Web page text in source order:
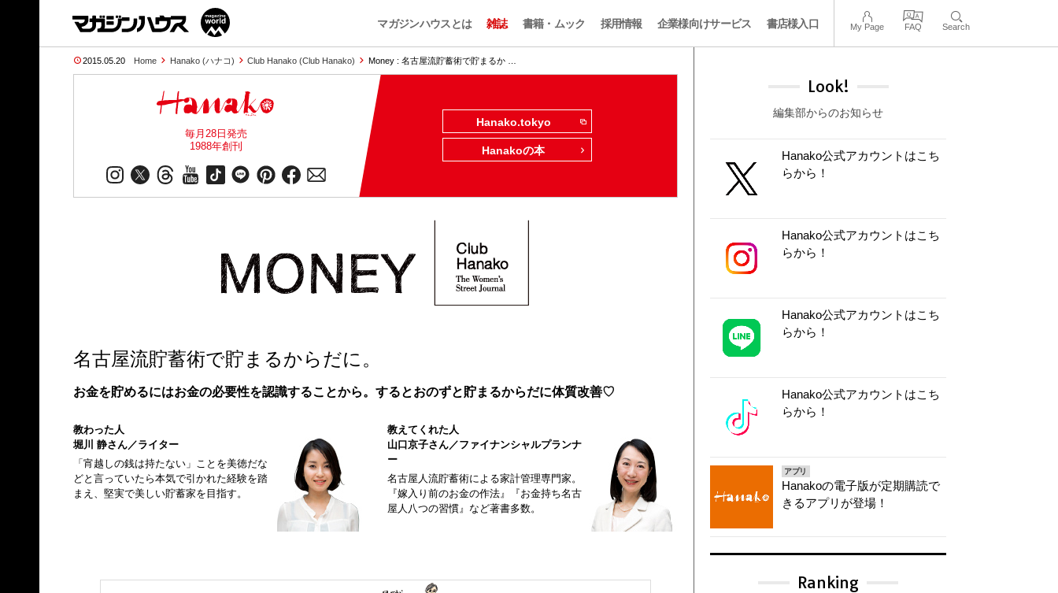
マガジンハウスとは 雑誌 書籍・ムック 採用情報 企業様向けサービス 書店様入口 My Page FAQ Search
2015.05.20 Home Hanako (ハナコ) Club Hanako (Club Hanako) Money : 名古屋流貯蓄術で貯まるか …
毎月28日発売
1988年創刊
Hanako.tokyo
Hanakoの本
名古屋流貯蓄術で貯まるからだに。
お金を貯めるにはお金の必要性を認識することから。するとおのずと貯まるからだに体質改善♡
教わった人
堀川 静さん／ライター
「宵越しの銭は持たない」ことを美徳だな
どと言っていたら本気で引かれた経験を踏
まえ、堅実で美しい貯蓄家を目指す。
教えてくれた人
山口京子さん／ファイナンシャルプランナ
ー
名古屋人流貯蓄術による家計管理専門家。
『嫁入り前のお金の作法』『お金持ち名古
屋人八つの習慣』など著書多数。
Look!
編集部からのお知らせ
Hanako公式アカウントはこち
らから！
Hanako公式アカウントはこち
らから！
Hanako公式アカウントはこち
らから！
Hanako公式アカウントはこち
らから！
アプリ
Hanakoの電子版が定期購読で
きるアプリが登場！
Ranking